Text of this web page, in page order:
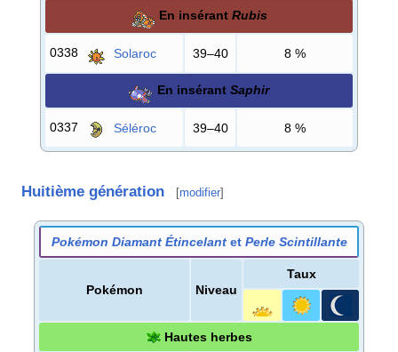
En insérant Rubis
0338 Solaroc 39–40 8 %
En insérant Saphir
0337 Séléroc 39–40 8 %
Huitième génération [modifier]
Pokémon Diamant Étincelantet Perle Scintillante
Pokémon Niveau
Taux
Hautes herbes